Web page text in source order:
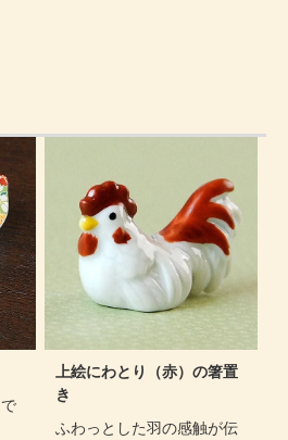
上絵にわとり（赤）の箸置
き
ふわっとした羽の感触が伝